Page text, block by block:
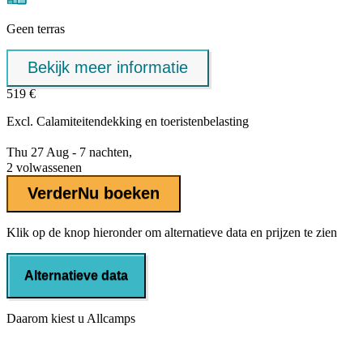
Geen terras
Bekijk meer informatie
519 €
Excl. Calamiteitendekking en toeristenbelasting
Thu 27 Aug - 7 nachten,
2 volwassenen
VerderNu boeken
Klik op de knop hieronder om alternatieve data en prijzen te zien
Alternatieve data
Daarom kiest u Allcamps